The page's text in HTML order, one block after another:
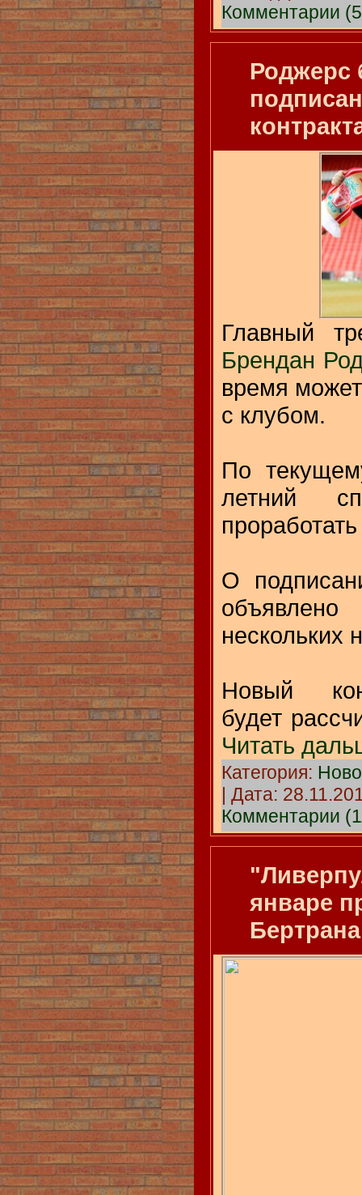
Комментарии
Роджерс
Главный
Брендан
время
с клубом.
По
летний
О
нескольких
Новый
будет
Читать
Категория:
| Дата:
Комментарии
январе
Бертрана